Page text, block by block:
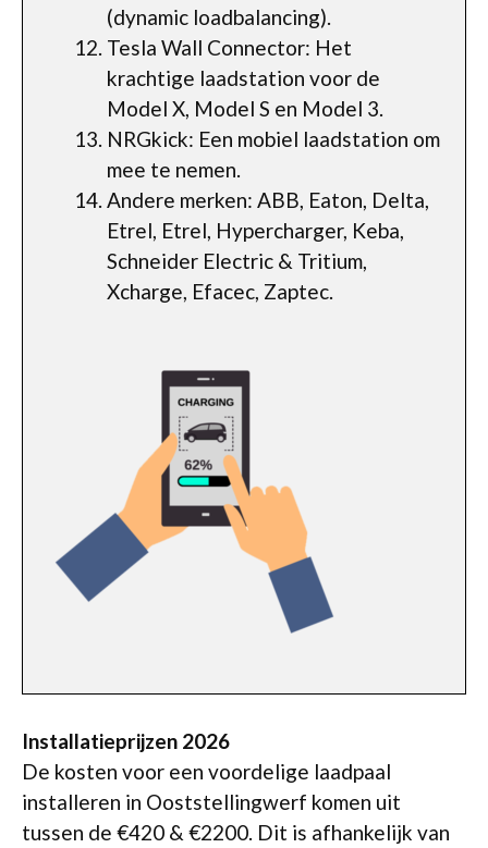
(dynamic loadbalancing).
Tesla Wall Connector: Het
krachtige laadstation voor de
Model X, Model S en Model 3.
NRGkick: Een mobiel laadstation om
mee te nemen.
Andere merken: ABB, Eaton, Delta,
Etrel, Etrel, Hypercharger, Keba,
Schneider Electric & Tritium,
Xcharge, Efacec, Zaptec.
Installatieprijzen 2026
De kosten voor een voordelige laadpaal
installeren in Ooststellingwerf komen uit
tussen de €420 & €2200. Dit is afhankelijk van